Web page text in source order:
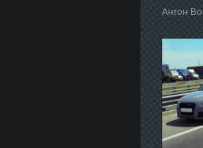
Антон